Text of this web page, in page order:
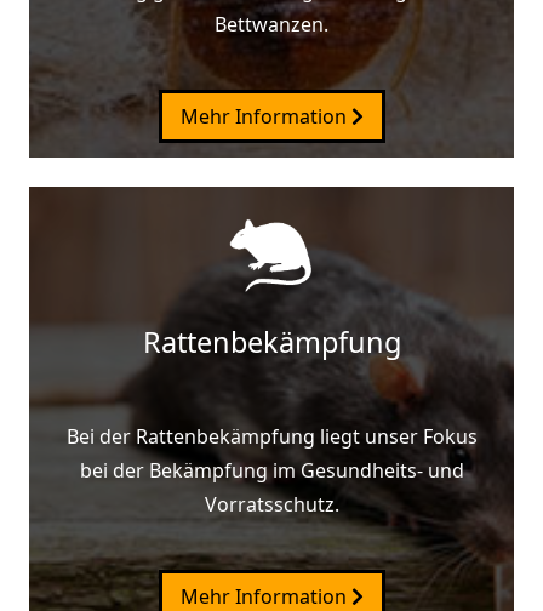
Bettwanzen.
Mehr Information
Rattenbekämpfung
Bei der Rattenbekämpfung liegt unser Fokus
bei der Bekämpfung im Gesundheits- und
Vorratsschutz.
Mehr Information